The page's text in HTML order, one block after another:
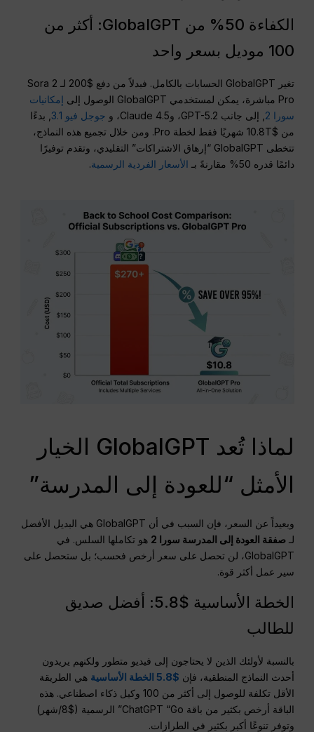
الكفاءة 50% من GlobalGPT: أكثر من
100 موديل بسعر واحد
تغير GlobalGPT الحسابات بالكامل. فبدلاً من دفع $200 لـ Sora 2
Pro مباشرة، يمكن لمستخدمي GlobalGPT الوصول إلى
إمكانيات
سورا 2
, إلى جانب GPT-5.2، وClaude 4.5، و جوجل فيو 3.1
, بدءًا
من $10.8T شهريًا فقط لخطة Pro. ومن خلال تجميع هذه النماذج،
تتخطى GlobalGPT “إرهاق الاشتراكات” التقليدي، وتقدم توفيرًا
دائمًا قدره 50% مقارنةً بـ
الأسعار الفردية الرسمية.
لماذا تُعد GlobalGPT الخيار
الأمثل “للعودة إلى المدرسة”
وبعيداً عن السعر، فإن السبب في أن GlobalGPT هي البديل الأفضل
لـصفقة العودة إلى المدرسة سورا 2
هو تكاملها السلس. في
GlobalGPT، لن تحصل على سعر أرخص فحسب؛ بل ستحصل على
سير عمل أكثر قوة.
الخطة الأساسية $5.8: أفضل صديق
للطالب
بالنسبة لأولئك الذين لا يحتاجون إلى فيديو متطور ولكنهم يريدون
أحدث النماذج المنطقية، فإن $5.8 الخطة الأساسية
هي الطريقة
الأقل تكلفة للوصول إلى أكثر من 100 وكيل ذكاء اصطناعي. هذه
الباقة أرخص بكثير من باقة ChatGPT “Go” الرسمية ($8/شهر)
وتوفر تنوعًا أكبر بكثير في الطرازات.